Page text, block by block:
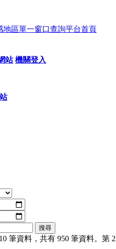
站 機關登入
筆資料，共有 950 筆資料。第